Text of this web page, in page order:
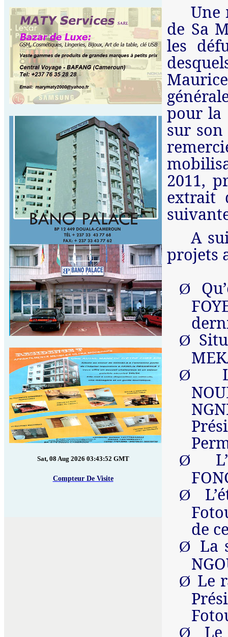
Sat, 08 Aug 2026 03:43:52 GMT
Compteur De Visite
Une
de Sa
les
pour
sur
2011,
extrait
A
projets
Ø
Ø
Ø
Ø
Ø
de
Ø
La
Ø Le
Ø